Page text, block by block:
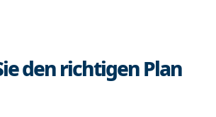
den richtigen Plan